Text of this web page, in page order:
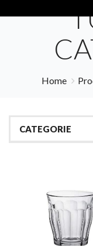
Home
CATEGORIE
ACCESSORI TAVOLA
ACCESSORI VETRO